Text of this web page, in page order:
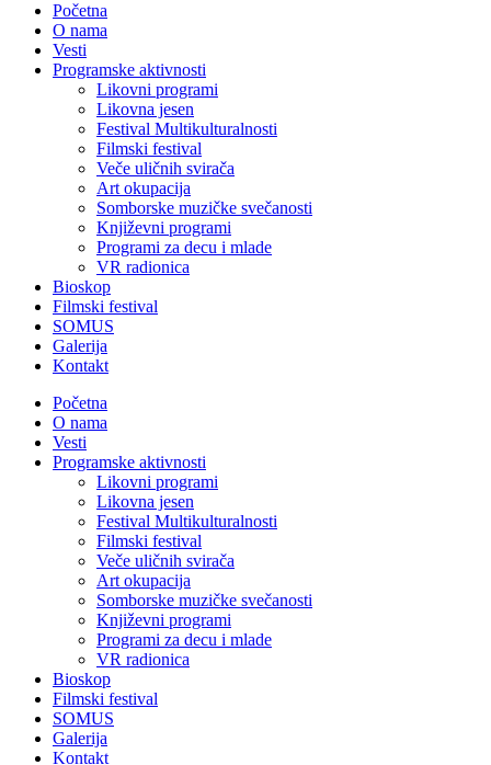
Početna
O nama
Vesti
Programske aktivnosti
Likovni programi
Likovna jesen
Festival Multikulturalnosti
Filmski festival
Veče uličnih svirača
Art okupacija
Somborske muzičke svečanosti
Književni programi
Programi za decu i mlade
VR radionica
Bioskop
Filmski festival
SOMUS
Galerija
Kontakt
Početna
O nama
Vesti
Programske aktivnosti
Likovni programi
Likovna jesen
Festival Multikulturalnosti
Filmski festival
Veče uličnih svirača
Art okupacija
Somborske muzičke svečanosti
Književni programi
Programi za decu i mlade
VR radionica
Bioskop
Filmski festival
SOMUS
Galerija
Kontakt